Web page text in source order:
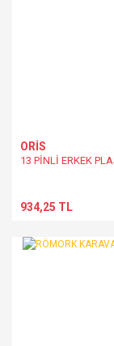
ORİS
13 PİNLİ ERKEK
934,25 TL